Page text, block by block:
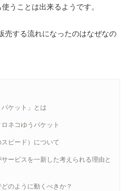
うことは出来るようです。
売する流れになったのはなぜなの
ケット」とは
ネコゆうパケット
ピード）について
ービスを一新した考えられる理由と
のように動くべきか？